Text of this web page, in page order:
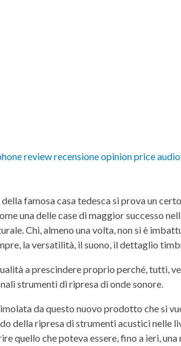
famosa casa tedesca si prova un
una delle case di maggior successo
Chi, almeno una volta, non si è
la versatilità, il suono, il dettaglio
a prescindere proprio perché, tutti,
strumenti di ripresa di onde sonore.
da questo nuovo prodotto che si
della ripresa di strumenti acustici nelle
quello che poteva essere, fino a ieri, una